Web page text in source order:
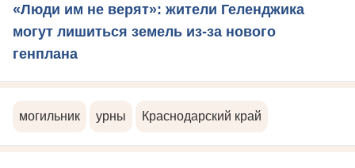
«Люди им не верят»: жители Геленджика
могут лишиться земель из-за нового
генплана
могильник урны Краснодарский край